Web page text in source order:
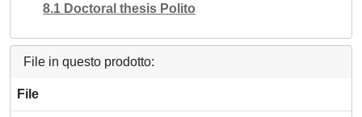
8.1 Doctoral thesis Polito
File in questo prodotto:
File